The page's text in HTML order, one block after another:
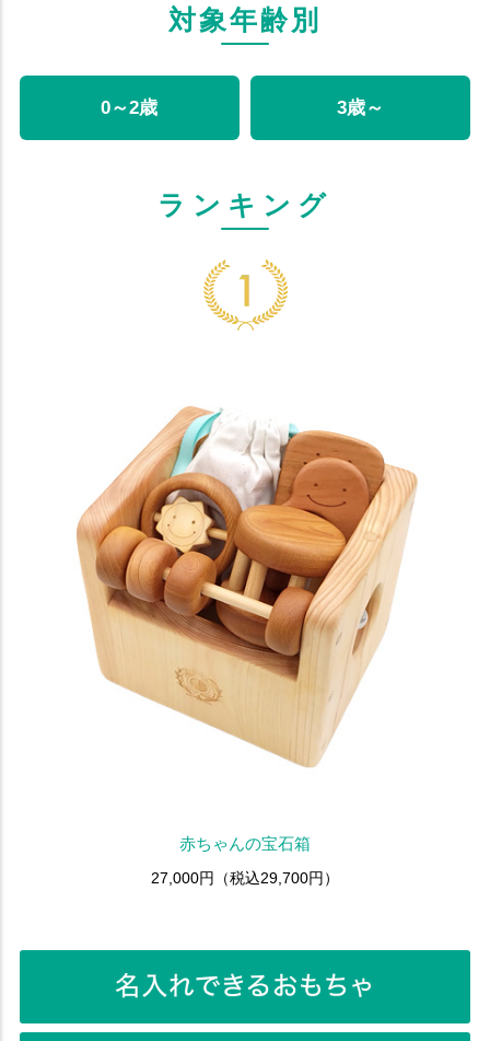
対象年齢別
0～2歳 3歳～
ランキング
赤ちゃんの宝石箱
27,000円（税込29,700円）